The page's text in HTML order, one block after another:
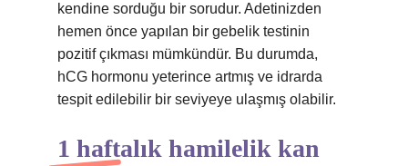
kendine sorduğu bir sorudur. Adetinizden
hemen önce yapılan bir gebelik testinin
pozitif çıkması mümkündür. Bu durumda,
hCG hormonu yeterince artmış ve idrarda
tespit edilebilir bir seviyeye ulaşmış olabilir.
1 haftalık hamilelik kan